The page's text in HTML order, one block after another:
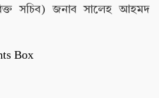
সচিব) জনাব সালেহ আহমদ
Box